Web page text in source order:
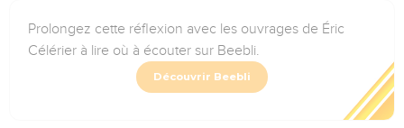
Prolongez cette réflexion avec les ouvrages de Éric
Célérier à lire où à écouter sur Beebli.
Découvrir Beebli